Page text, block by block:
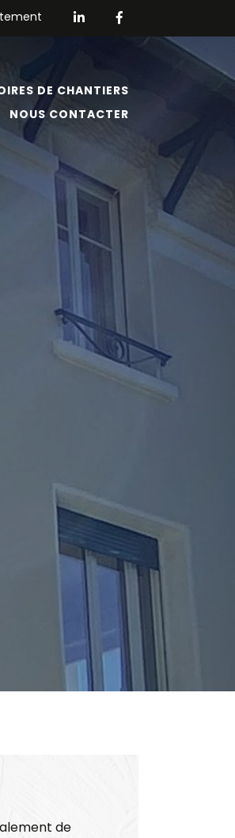
DE CHANTIERS
NOUS CONTACTER
de